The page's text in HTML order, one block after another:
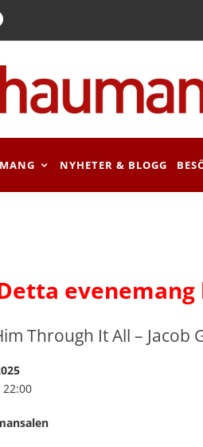
NYHETER & BLOGG
Through It All – Jacob
22:00